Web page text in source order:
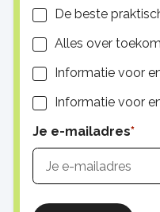
LijstenDe beste
Alles over
Informatie voor
Informatie voor
Je e-mailadres